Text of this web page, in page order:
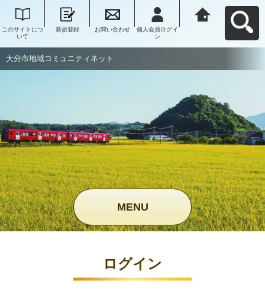
このサイトにつ
いて
新規登録 お問い合わせ
個人会員ログイ
ン
大分市地域コミュニティネット
MENU
ログイン